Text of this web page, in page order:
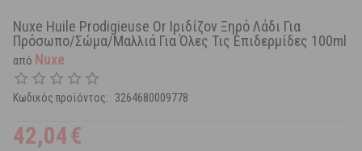
Nuxe Huile Prodigieuse Or Ιριδίζον Ξηρό Λάδι Για
Πρόσωπο/Σώμα/Μαλλιά Για Όλες Τις Επιδερμίδες 100ml
από Nuxe
Κωδικός προϊόντος: 3264680009778
42,04€